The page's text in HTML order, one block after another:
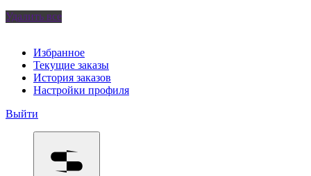
Удалить все
Избранное
Текущие заказы
История заказов
Настройки профиля
Выйти